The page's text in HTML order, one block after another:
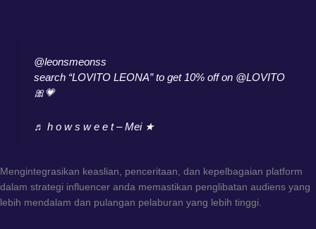
@leonsmeonss
search “LOVITO LEONA” to get 10% off on @LOVITO
🎀💗
♬ h o w s w e e t – Mei ★
Mengintegrasikan keaslian, penceritaan, dan kepelbagaian platform
dalam strategi influencer anda memastikan penglibatan audiens yang
lebih mendalam dan pulangan pelaburan yang lebih tinggi.